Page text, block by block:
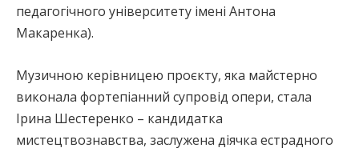
педагогічного університету імені Антона
Макаренка).
Музичною керівницею проєкту, яка майстерно
виконала фортепіанний супровід опери, стала
Ірина Шестеренко – кандидатка
мистецтвознавства, заслужена діячка естрадного